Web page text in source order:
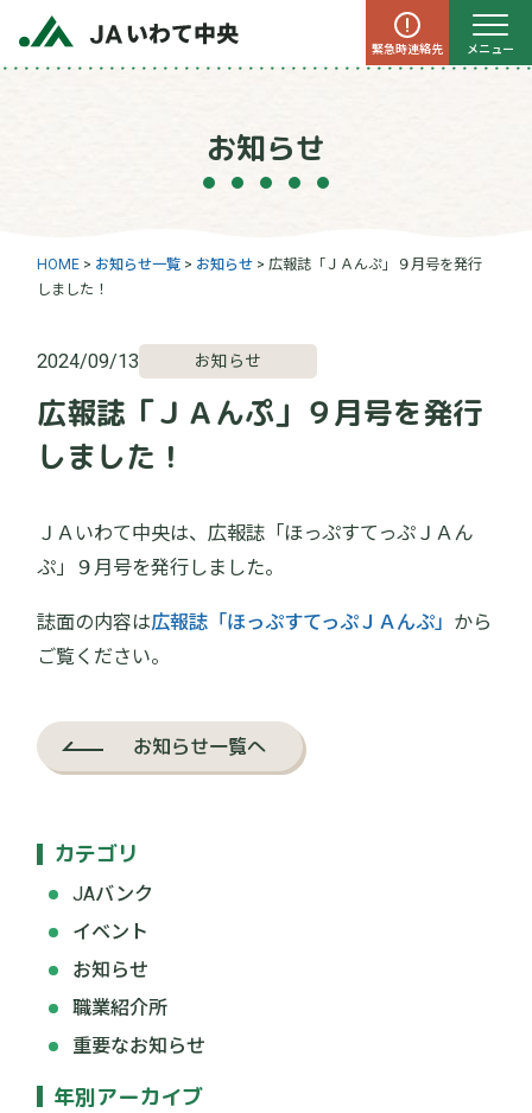
緊急時連絡先 メニュー
お知らせ
HOME > お知らせ一覧 > お知らせ >広報誌「ＪＡんぷ」９月号を発行
しました！
2024/09/13 お知らせ
広報誌「ＪＡんぷ」９月号を発行
しました！
ＪＡいわて中央は、広報誌「ほっぷすてっぷＪＡん
ぷ」９月号を発行しました。
誌面の内容は広報誌「ほっぷすてっぷＪＡんぷ」 から
ご覧ください。
お知らせ一覧へ
カテゴリ
JAバンク
イベント
お知らせ
職業紹介所
重要なお知らせ
年別アーカイブ